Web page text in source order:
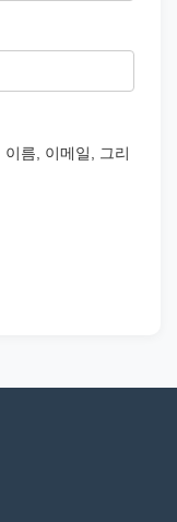
름, 이메일, 그리